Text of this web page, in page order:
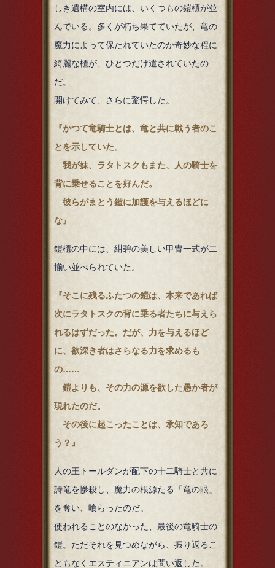
しき遺構の室内には、いくつもの鎧櫃が並
んでいる。多くが朽ち果てていたが、竜の
魔力によって保たれていたのか奇妙な程に
綺麗な櫃が、ひとつだけ遺されていたの
だ。
開けてみて、さらに驚愕した。
『かつて竜騎士とは、竜と共に戦う者のこ
とを示していた。
我が妹、ラタトスクもまた、人の騎士を
背に乗せることを好んだ。
彼らがまとう鎧に加護を与えるほどに
な』
鎧櫃の中には、紺碧の美しい甲冑一式が二
揃い並べられていた。
『そこに残るふたつの鎧は、本来であれば
次にラタトスクの背に乗る者たちに与えら
れるはずだった。だが、力を与えるほど
に、欲深き者はさらなる力を求めるも
の……
鎧よりも、その力の源を欲した愚か者が
現れたのだ。
その後に起こったことは、承知であろ
う？』
人の王トールダンが配下の十二騎士と共に
詩竜を惨殺し、魔力の根源たる「竜の眼」
を奪い、喰らったのだ。
使われることのなかった、最後の竜騎士の
鎧。ただそれを見つめながら、振り返るこ
ともなくエスティニアンは問い返した。